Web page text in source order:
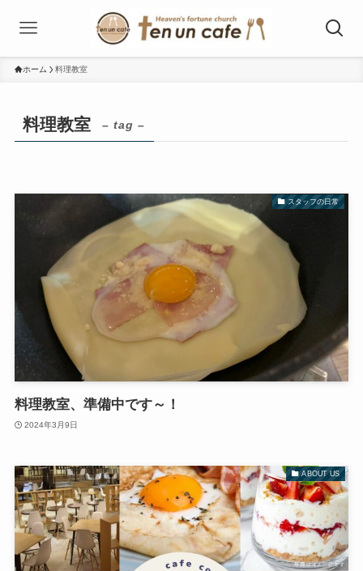
ホーム 料理教室
料理教室 – tag –
スタッフの日常
料理教室、準備中です～！
2024年3月9日
ABOUT US